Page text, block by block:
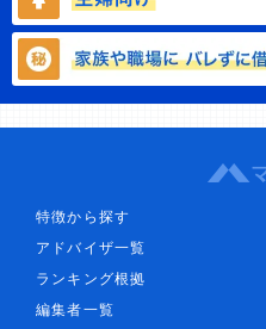
特徴から探す
アドバイザ一覧
ランキング根拠
編集者一覧